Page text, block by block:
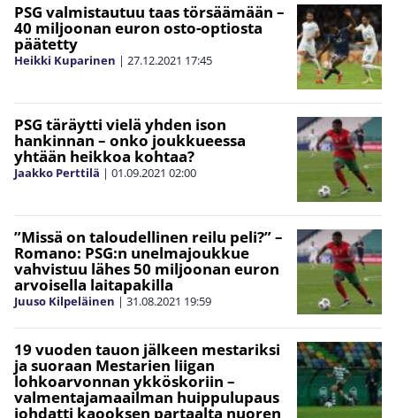
PSG valmistautuu taas törsäämään –
40 miljoonan euron osto-optiosta
päätetty
Heikki Kuparinen | 27.12.2021 17:45
PSG täräytti vielä yhden ison
hankinnan – onko joukkueessa
yhtään heikkoa kohtaa?
Jaakko Perttilä | 01.09.2021 02:00
”Missä on taloudellinen reilu peli?” –
Romano: PSG:n unelmajoukkue
vahvistuu lähes 50 miljoonan euron
arvoisella laitapakilla
Juuso Kilpeläinen | 31.08.2021 19:59
19 vuoden tauon jälkeen mestariksi
ja suoraan Mestarien liigan
lohkoarvonnan ykköskoriin –
valmentajamaailman huippulupaus
johdatti kaooksen partaalta nuoren